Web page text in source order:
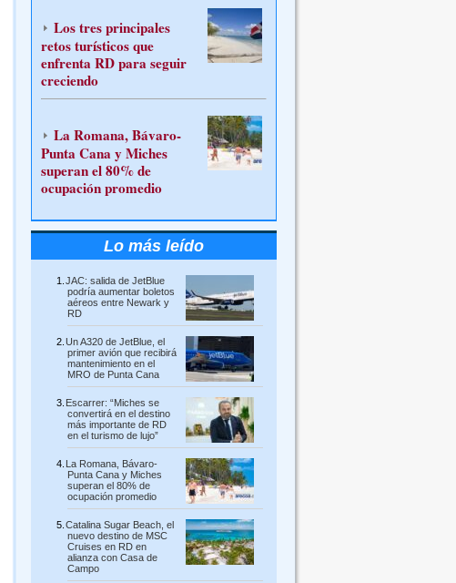
Los tres principales
retos turísticos que
enfrenta RD para seguir
creciendo
La Romana, Bávaro-
Punta Cana y Miches
superan el 80% de
ocupación promedio
Lo más leído
JAC: salida de JetBlue
podría aumentar boletos
aéreos entre Newark y
RD
Un A320 de JetBlue, el
primer avión que recibirá
mantenimiento en el
MRO de Punta Cana
Escarrer: “Miches se
convertirá en el destino
más importante de RD
en el turismo de lujo”
La Romana, Bávaro-
Punta Cana y Miches
superan el 80% de
ocupación promedio
Catalina Sugar Beach, el
nuevo destino de MSC
Cruises en RD en
alianza con Casa de
Campo